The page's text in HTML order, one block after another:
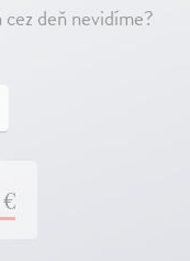
deň nevidíme?